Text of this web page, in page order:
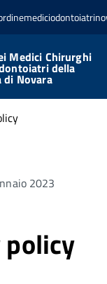
Medici Chirurghi
della
di Novara
2023